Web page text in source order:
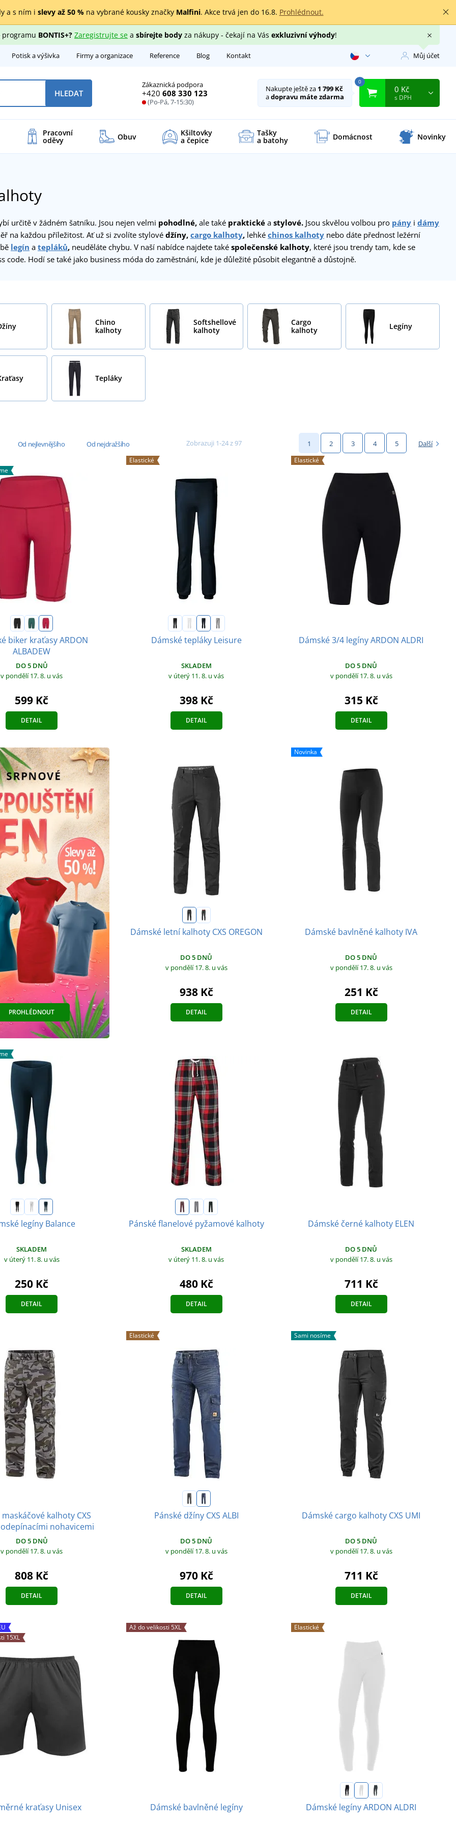
a s ním i slevy až 50 %na vybrané kousky značky Malfini. Akce trvá jen do 16.8. Prohlédnout.
programu BONTIS+? Zaregistrujte sea sbírejte bodyza nákupy - čekají na Vás exkluzivní výhody!
Potisk a výšivka Firmy a organizace Reference Blog Kontakt Můj účet
Zákaznická podpora
+420 608 330 123
(Po-Pá, 7-15:30)
HLEDAT Nakupte ještě za 1 799 Kč
adopravu máte zdarma
0
0 Kč
s DPH
Pracovní
oděvy Obuv Kšiltovky
a čepice
Tašky
a batohy Domácnost Novinky
určitě v žádném šatníku. Jsou nejen velmi pohodlné, ale také praktické a stylové. Jsou skvělou volbou pro pány i dámy
na každou příležitost. Ať už si zvolíte stylové džíny, cargo kalhoty, lehké chinos kalhoty nebo dáte přednost ležérní
legín a tepláků, neuděláte chybu. V naší nabídce najdete také společenské kalhoty, které jsou trendy tam, kde se
code. Hodí se také jako business móda do zaměstnání, kde je důležité působit elegantně a důstojně.
Chino
kalhoty
Softshellové
kalhoty
Cargo
kalhoty
Legíny
Tepláky
Od nejlevnějšího Od nejdražšího Zobrazuji 1-24 z 97 1 2 3 4 5 Další
biker kraťasy ARDON
ALBADEW
DO 5 DNŮ
v pondělí 17. 8. u vás
599 Kč
DETAIL
Elastické
Dámské tepláky Leisure
SKLADEM
v úterý 11. 8. u vás
398 Kč
DETAIL
Elastické
Dámské 3/4 legíny ARDON ALDRI
DO 5 DNŮ
v pondělí 17. 8. u vás
315 Kč
DETAIL
PROHLÉDNOUT
Dámské letní kalhoty CXS OREGON
DO 5 DNŮ
v pondělí 17. 8. u vás
938 Kč
DETAIL
Novinka
Dámské bavlněné kalhoty IVA
DO 5 DNŮ
v pondělí 17. 8. u vás
251 Kč
DETAIL
legíny Balance
SKLADEM
v úterý 11. 8. u vás
250 Kč
DETAIL
Pánské flanelové pyžamové kalhoty
SKLADEM
v úterý 11. 8. u vás
480 Kč
DETAIL
Dámské černé kalhoty ELEN
DO 5 DNŮ
v pondělí 17. 8. u vás
711 Kč
DETAIL
kalhoty CXS
odepínacími nohavicemi
DO 5 DNŮ
v pondělí 17. 8. u vás
808 Kč
DETAIL
Elastické
Pánské džíny CXS ALBI
DO 5 DNŮ
v pondělí 17. 8. u vás
970 Kč
DETAIL
Sami nosíme
Dámské cargo kalhoty CXS UMI
DO 5 DNŮ
v pondělí 17. 8. u vás
711 Kč
DETAIL
15XL
kraťasy Unisex
Až do velikosti 5XL
Dámské bavlněné legíny
Elastické
Dámské legíny ARDON ALDRI